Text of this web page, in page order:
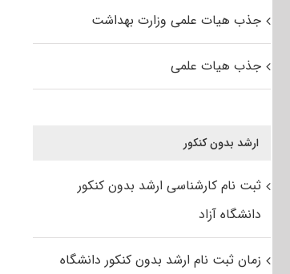
جذب هیات علمی وزارت بهداشت
جذب هیات علمی
ارشد بدون کنکور
ثبت نام کارشناسی ارشد بدون کنکور
دانشگاه آزاد
زمان ثبت نام ارشد بدون کنکور دانشگاه